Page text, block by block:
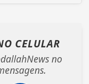
CELULAR
no